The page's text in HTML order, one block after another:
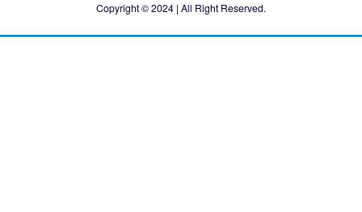
Copyright © 2024 | All Right Reserved.